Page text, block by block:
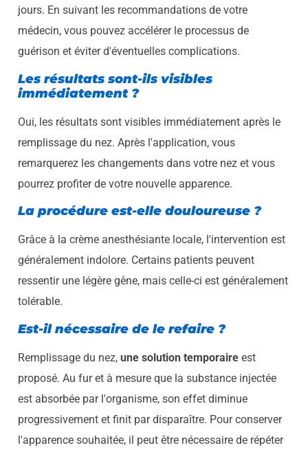
jours. En suivant les recommandations de votre
médecin, vous pouvez accélérer le processus de
guérison et éviter d'éventuelles complications.
Les résultats sont-ils visibles
immédiatement ?
Oui, les résultats sont visibles immédiatement après le
remplissage du nez. Après l'application, vous
remarquerez les changements dans votre nez et vous
pourrez profiter de votre nouvelle apparence.
La procédure est-elle douloureuse ?
Grâce à la crème anesthésiante locale, l'intervention est
généralement indolore. Certains patients peuvent
ressentir une légère gêne, mais celle-ci est généralement
tolérable.
Est-il nécessaire de le refaire ?
Remplissage du nez, une solution temporaire est
proposé. Au fur et à mesure que la substance injectée
est absorbée par l'organisme, son effet diminue
progressivement et finit par disparaître. Pour conserver
l'apparence souhaitée, il peut être nécessaire de répéter